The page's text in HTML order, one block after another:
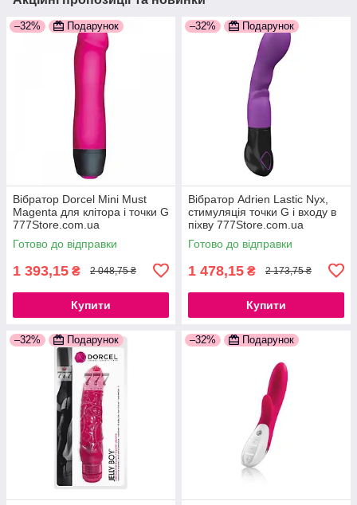
–32% Подарунок
Вібратор Dorcel Mini Must
Magenta для клітора і точки G
777Store.com.ua
Готово до відправки
1 393,15 ₴ 2 048,75 ₴
Купити
–32% Подарунок
Вібратор Adrien Lastic Nyx,
стимуляція точки G і входу в
піхву 777Store.com.ua
Готово до відправки
1 478,15 ₴ 2 173,75 ₴
Купити
–32% Подарунок –32% Подарунок